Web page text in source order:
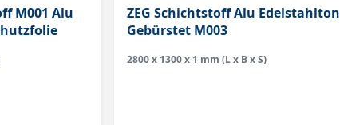
M001 Alu
ZEG Schichtstoff Alu Edelstahlton
Gebürstet M003
2800 x 1300 x 1 mm (L x B x S)